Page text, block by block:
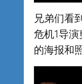
兄弟们看
危机1导
的海报和